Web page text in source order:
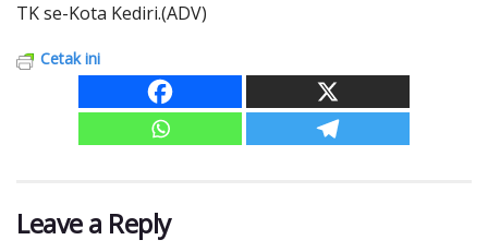
TK se-Kota Kediri.(ADV)
Cetak ini
Leave a Reply